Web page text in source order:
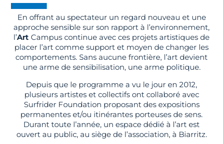
En offrant au spectateur un regard nouveau et une
approche sensible sur son rapport à l’environnement,
l’Art Campus continue avec ces projets artistiques de
placer l’art comme support et moyen de changer les
comportements. Sans aucune frontière, l’art devient
une arme de sensibilisation, une arme politique.
Depuis que le programme a vu le jour en 2012,
plusieurs artistes et collectifs ont collaboré avec
Surfrider Foundation proposant des expositions
permanentes et/ou itinérantes porteuses de sens.
Durant toute l’année, un espace dédié à l’art est
ouvert au public, au siège de l’association, à Biarritz.